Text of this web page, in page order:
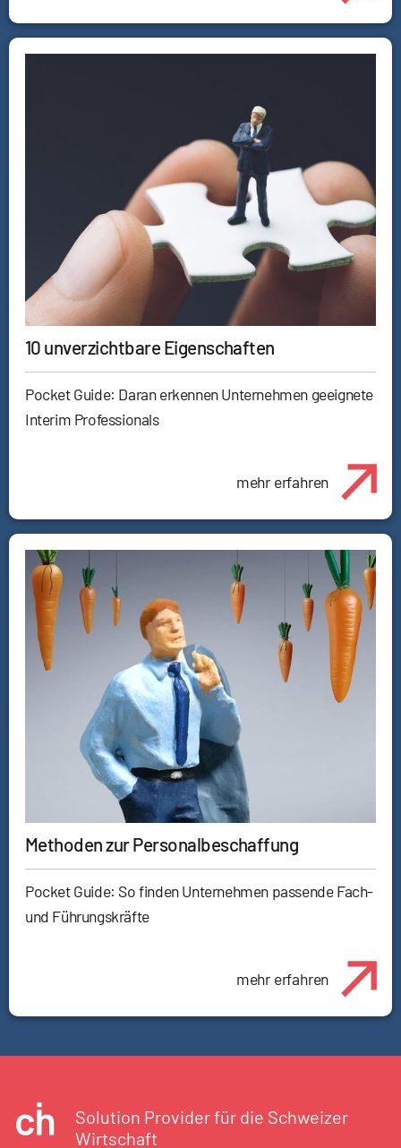
10 unverzichtbare Eigenschaften
Pocket Guide: Daran erkennen Unternehmen geeignete
Interim Professionals
mehr erfahren
Methoden zur Personalbeschaffung
Pocket Guide: So finden Unternehmen passende Fach-
und Führungskräfte
mehr erfahren
Solution Provider für die Schweizer
Wirtschaft